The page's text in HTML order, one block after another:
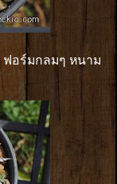
ฟอร์มกลมๆ หนาม